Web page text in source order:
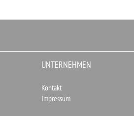
UNTERNEHMEN
Kontakt
Impressum